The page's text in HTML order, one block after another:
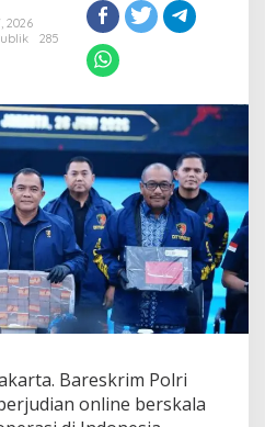
2026
285
Bareskrim Polri
online berskala